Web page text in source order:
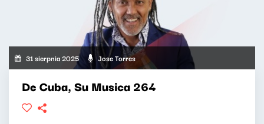
31 sierpnia 2025 Jose Torres
De Cuba, Su Musica 264